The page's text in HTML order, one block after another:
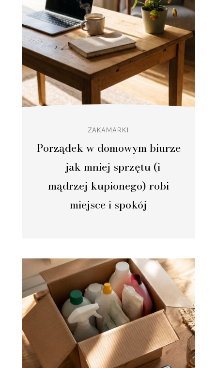
Porządek w domowym biurze
– jak mniej sprzętu (i
mądrzej kupionego) robi
miejsce i spokój
ZAKAMARKI